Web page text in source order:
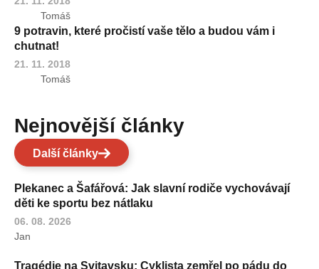
Tomáš
9 potravin, které pročistí vaše tělo a budou vám i
chutnat!
21. 11. 2018
Tomáš
Nejnovější články
Další články
Plekanec a Šafářová: Jak slavní rodiče vychovávají
děti ke sportu bez nátlaku
06. 08. 2026
Jan
Tragédie na Svitavsku: Cyklista zemřel po pádu do